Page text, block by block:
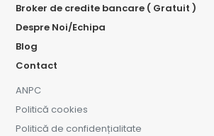
Broker de credite bancare ( Gratuit )
Despre Noi/Echipa
Blog
Contact
ANPC
Politică cookies
Politică de confidențialitate